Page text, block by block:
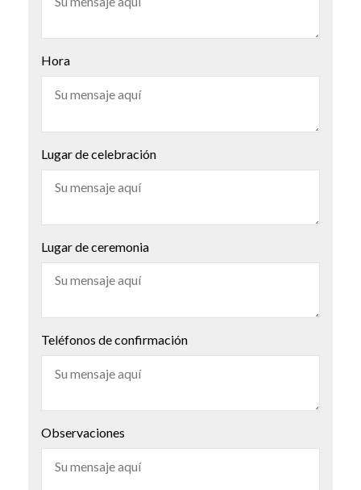
Hora
Lugar de celebración
Lugar de ceremonia
Teléfonos de confirmación
Observaciones